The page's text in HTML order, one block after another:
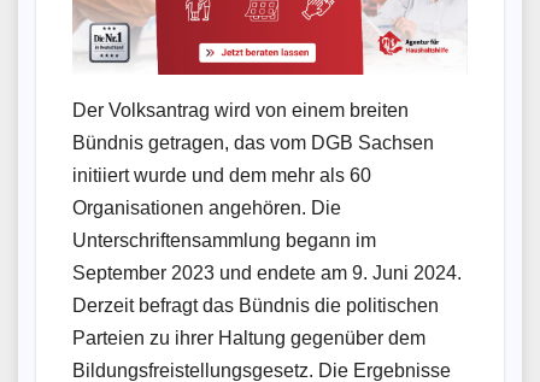
Der Volksantrag wird von einem breiten
Bündnis getragen, das vom DGB Sachsen
initiiert wurde und dem mehr als 60
Organisationen angehören. Die
Unterschriftensammlung begann im
September 2023 und endete am 9. Juni 2024.
Derzeit befragt das Bündnis die politischen
Parteien zu ihrer Haltung gegenüber dem
Bildungsfreistellungsgesetz. Die Ergebnisse